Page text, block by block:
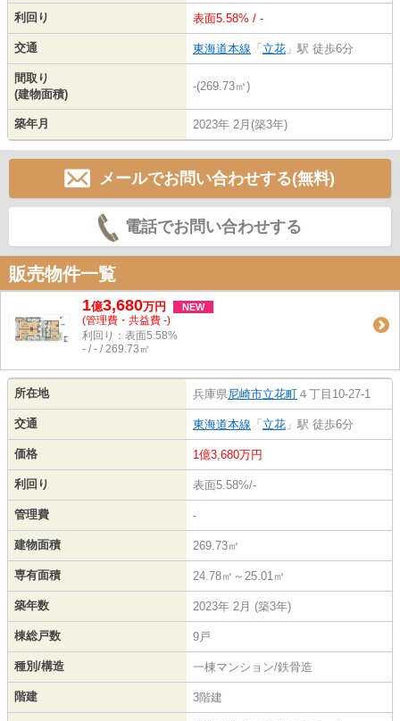
利回り 表面5.58% / -
交通 東海道本線 「 立花 」駅 徒歩6分
間取り
(建物面積)
-(269.73㎡)
築年月 2023年 2月(築3年)
メールでお問い合わせする(無料)
電話でお問い合わせする
販売物件一覧
1億3,680万円 NEW
(管理費・共益費 -)
利回り：表面5.58%
- / - / 269.73㎡
所在地 兵庫県 尼崎市立花町 ４丁目10-27-1
交通 東海道本線 「 立花 」駅 徒歩6分
価格 1億3,680万円
利回り 表面5.58%/-
管理費 -
建物面積 269.73㎡
専有面積 24.78㎡～25.01㎡
築年数 2023年 2月 (築3年)
棟総戸数 9戸
種別/構造 一棟マンション/鉄骨造
階建 3階建